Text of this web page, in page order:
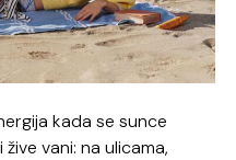
kada se sunce
vani: na ulicama,